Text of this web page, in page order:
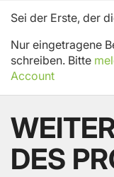
Sei der Erste, der
Nur eingetragene
schreiben. Bitte
Account
DES